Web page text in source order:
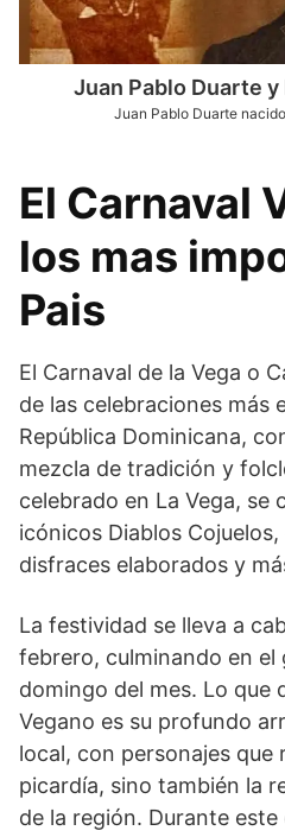
Juan Pablo Duarte y
Juan Pablo Duarte
El Carnaval
los mas
Pais
El Carnaval de la Vega o
de las celebraciones más
República Dominicana,
mezcla de tradición y
celebrado en La Vega, se
icónicos Diablos
disfraces elaborados y
La festividad se lleva a
febrero, culminando en el
domingo del mes. Lo que
Vegano es su profundo
local, con personajes que
picardía, sino también la
de la región. Durante